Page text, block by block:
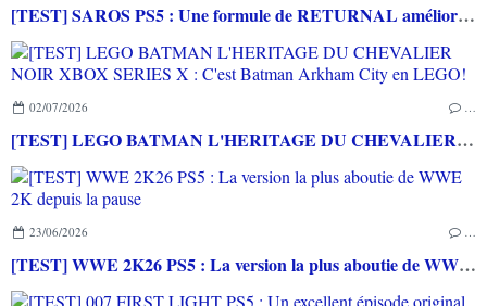
[TEST] SAROS PS5 : Une formule de RETURNAL améliorée et interessante
02/07/2026
[TEST] LEGO BATMAN L'HERITAGE DU CHEVALIER NOIR XBOX SERIES X : C'est Batman Arkham City en LEGO!
23/06/2026
[TEST] WWE 2K26 PS5 : La version la plus aboutie de WWE 2K depuis la pause